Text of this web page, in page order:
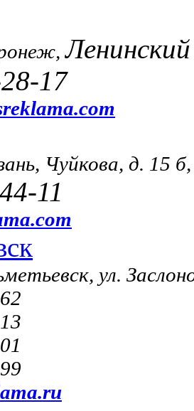
17
Чуйкова, д. 15
11
ул.